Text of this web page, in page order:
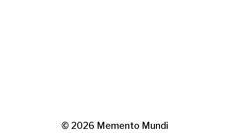
© 2026 Memento Mundi